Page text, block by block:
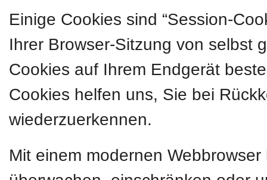
Einige Cookies sind “Session-
Ihrer Browser-Sitzung von selbst
Cookies auf Ihrem Endgerät
Cookies helfen uns, Sie bei
wiederzuerkennen.
Mit einem modernen